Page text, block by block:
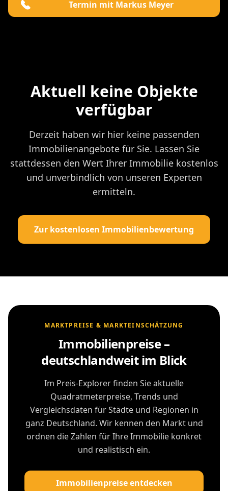
Termin mit Markus Meyer
Aktuell keine Objekte
verfügbar
Derzeit haben wir hier keine passenden
Immobilienangebote für Sie. Lassen Sie
stattdessen den Wert Ihrer Immobilie kostenlos
und unverbindlich von unseren Experten
ermitteln.
Zur kostenlosen Immobilienbewertung
MARKTPREISE & MARKTEINSCHÄTZUNG
Immobilienpreise –
deutschlandweit im Blick
Im Preis-Explorer finden Sie aktuelle
Quadratmeterpreise, Trends und
Vergleichsdaten für Städte und Regionen in
ganz Deutschland. Wir kennen den Markt und
ordnen die Zahlen für Ihre Immobilie konkret
und realistisch ein.
Immobilienpreise entdecken